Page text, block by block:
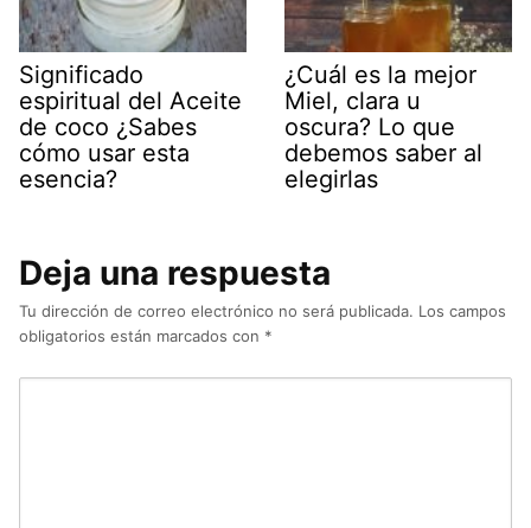
Significado
espiritual del Aceite
de coco ¿Sabes
cómo usar esta
esencia?
¿Cuál es la mejor
Miel, clara u
oscura? Lo que
debemos saber al
elegirlas
Deja una respuesta
Tu dirección de correo electrónico no será publicada. Los campos
obligatorios están marcados con *